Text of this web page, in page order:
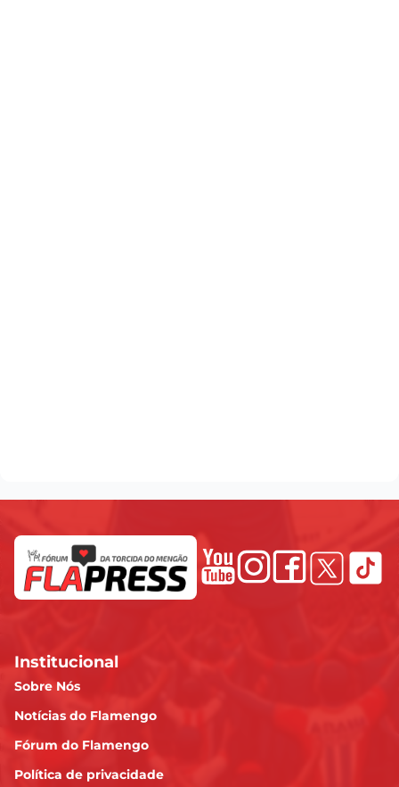
Institucional
Sobre Nós
Notícias do Flamengo
Fórum do Flamengo
Política de privacidade